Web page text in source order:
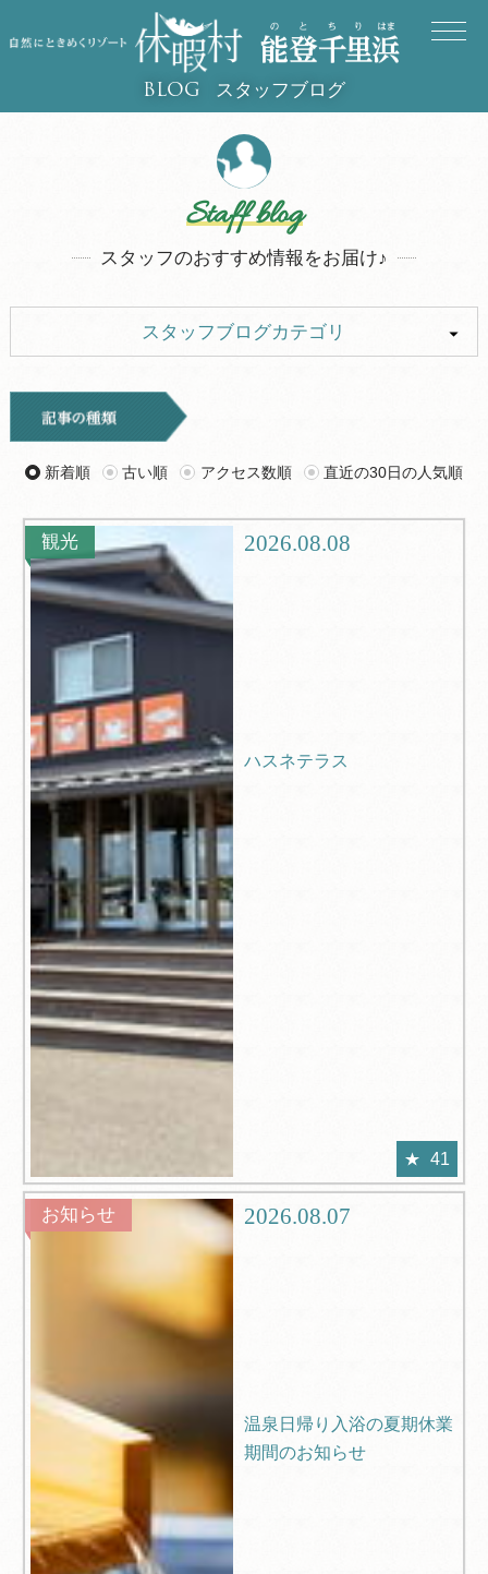
BLOG スタッフブログ
Staff blog
スタッフのおすすめ情報をお届け♪
スタッフブログカテゴリ
キャンプ
旅行記 ツアー
グルメ
ブログ
新着順 古い順 アクセス数順 直近の30日の人気順
観光 2026.08.08
ハスネテラス
41
お知らせ 2026.08.07
温泉日帰り入浴の夏期休業
期間のお知らせ